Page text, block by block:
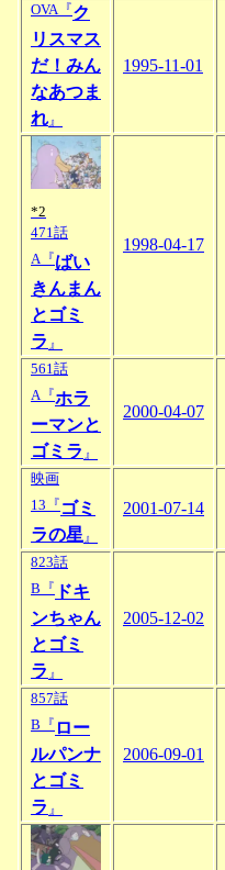
OVA『ク
リスマス
だ！みん
なあつま
れ 』
1995-11-01
*2
471話
A『ばい
きんまん
とゴミ
ラ 』
1998-04-17
561話
A『ホラ
ーマンと
ゴミラ 』
2000-04-07
映画
13『 ゴミ
ラの星 』
2001-07-14
823話
B『 ドキ
ンちゃん
とゴミ
ラ 』
2005-12-02
857話
B『 ロー
ルパンナ
とゴミ
ラ 』
2006-09-01